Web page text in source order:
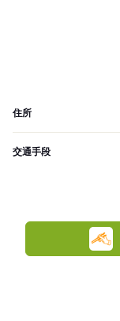
住所
交通手段